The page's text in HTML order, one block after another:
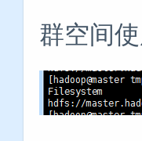
群空间